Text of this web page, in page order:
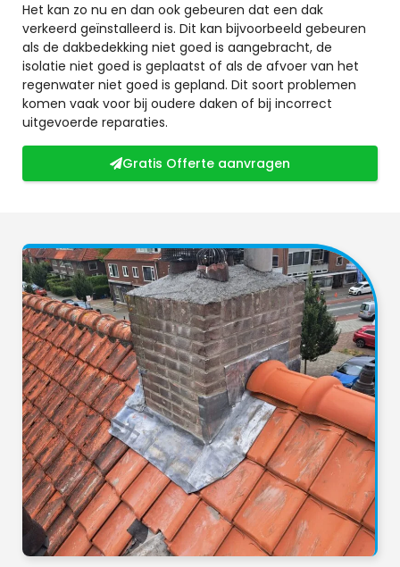
Het kan zo nu en dan ook gebeuren dat een dak
verkeerd geïnstalleerd is. Dit kan bijvoorbeeld gebeuren
als de dakbedekking niet goed is aangebracht, de
isolatie niet goed is geplaatst of als de afvoer van het
regenwater niet goed is gepland. Dit soort problemen
komen vaak voor bij oudere daken of bij incorrect
uitgevoerde reparaties.
Gratis Offerte aanvragen